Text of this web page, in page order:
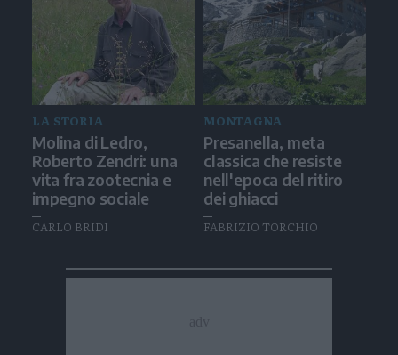
LA STORIA
Molina di Ledro,
Roberto Zendri: una
vita fra zootecnia e
impegno sociale
CARLO BRIDI
MONTAGNA
Presanella, meta
classica che resiste
nell'epoca del ritiro
dei ghiacci
FABRIZIO TORCHIO